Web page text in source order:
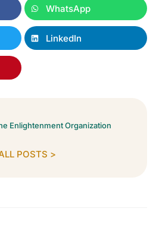
WhatsApp
LinkedIn
Enlightenment Organization
POSTS >